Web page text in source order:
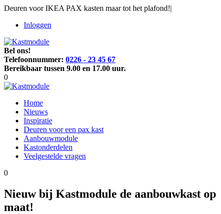
Deuren voor IKEA PAX kasten maar tot het plafond!|
Inloggen
Bel ons!
Telefoonnummer: 0226 - 23 45 67
Bereikbaar tussen 9.00 en 17.00 uur.
0
Home
Nieuws
Inspiratie
Deuren voor een pax kast
Aanbouwmodule
Kastonderdelen
Veelgestelde vragen
0
Nieuw bij Kastmodule de aanbouwkast op
maat!